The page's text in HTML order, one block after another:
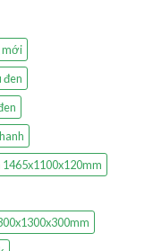
mới
đen